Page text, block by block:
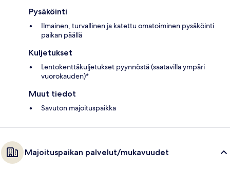
Pysäköinti
Ilmainen, turvallinen ja katettu omatoiminen pysäköinti
paikan päällä
Kuljetukset
Lentokenttäkuljetukset pyynnöstä (saatavilla ympäri
vuorokauden)*
Muut tiedot
Savuton majoituspaikka
Majoituspaikan palvelut/mukavuudet